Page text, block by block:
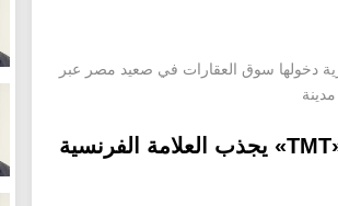
دخولها سوق العقارات في صعيد مصر عبر
تحالف ريدكون بروبرتيز و«TMT» يجذب العلامة الفرنسية